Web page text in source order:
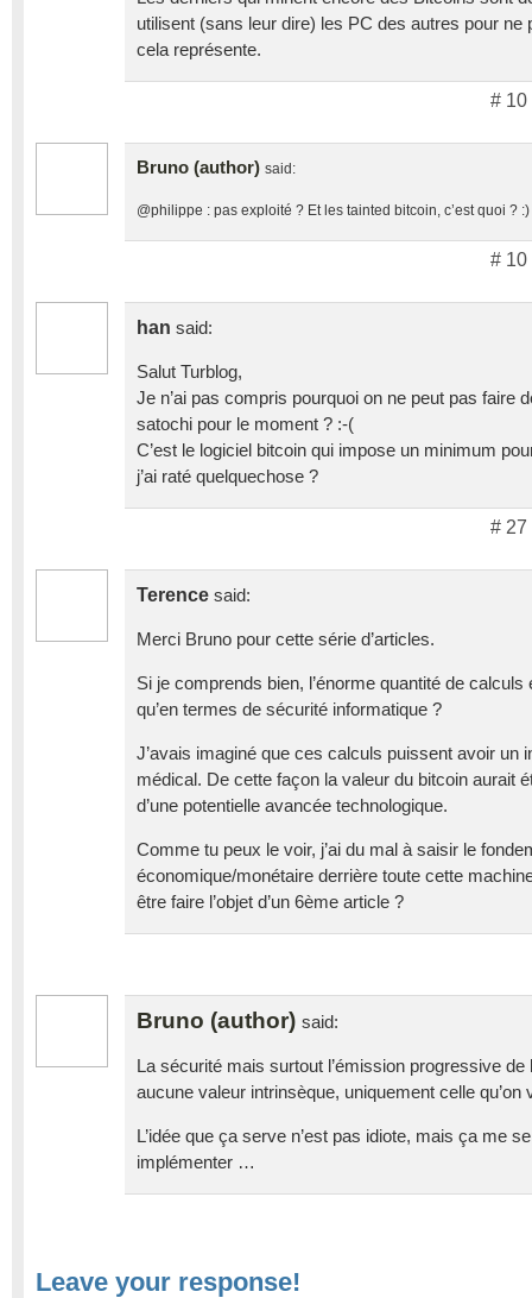
utilisent (sans leur dire) les PC des autres pour ne
cela représente.
# 10
Bruno (author) said:
@philippe : pas exploité ? Et les tainted bitcoin, c’est quoi ? :)
# 10
han said:
Salut Turblog,
Je n’ai pas compris pourquoi on ne peut pas faire
satochi pour le moment ? :-(
C’est le logiciel bitcoin qui impose un minimum
j’ai raté quelquechose ?
# 27
Terence said:
Merci Bruno pour cette série d’articles.
Si je comprends bien, l’énorme quantité de calculs
qu’en termes de sécurité informatique ?
J’avais imaginé que ces calculs puissent avoir un
médical. De cette façon la valeur du bitcoin aurait
d’une potentielle avancée technologique.
Comme tu peux le voir, j’ai du mal à saisir le
économique/monétaire derrière toute cette
être faire l’objet d’un 6ème article ?
Bruno (author) said:
La sécurité mais surtout l’émission progressive de
aucune valeur intrinsèque, uniquement celle qu’on
L’idée que ça serve n’est pas idiote, mais ça me
implémenter …
Leave your response!